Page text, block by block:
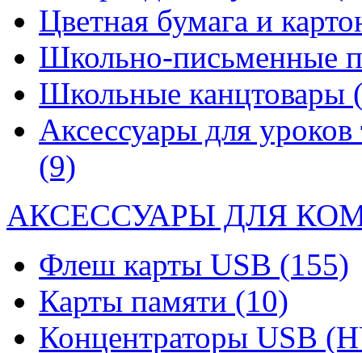
Цветная бумага и
Школьно-письменные
Школьные канцтовары
Аксессуары для уроков
(9)
АКСЕССУАРЫ ДЛЯ
Флеш карты USB (155)
Карты памяти (10)
Концентраторы USB